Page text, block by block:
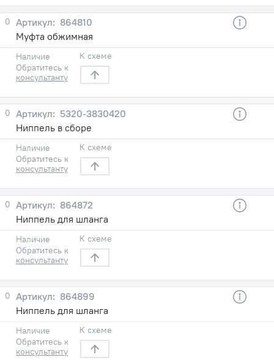
0
864810
Муфта обжимная
Наличие
Обратитесь к
консультанту
К схеме
0
5320-3830420
Ниппель в сборе
Наличие
Обратитесь к
консультанту
К схеме
0
864872
Ниппель для шланга
Наличие
Обратитесь к
консультанту
К схеме
0
864899
Ниппель для шланга
Наличие
Обратитесь к
консультанту
К схеме